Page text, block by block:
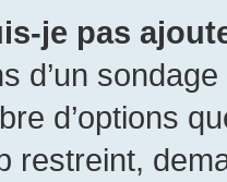
je pas
d’un
d’options
restreint,